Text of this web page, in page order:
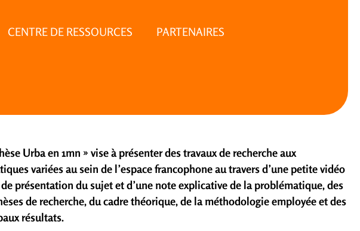
CENTRE DE RESSOURCES PARTENAIRES
Urba en 1mn » vise à présenter des travaux de recherche aux
variées au sein de l’espace francophone au travers d’une petite vidéo
de présentation du sujet et d’une note explicative de la problématique, des
de recherche, du cadre théorique, de la méthodologie employée et des
résultats.